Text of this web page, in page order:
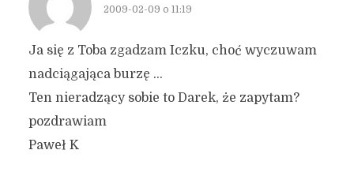
2009-02-09 o 11:19
Ja się z Toba zgadzam Iczku, choć wyczuwam
nadciągająca burzę …
Ten nieradzący sobie to Darek, że zapytam?
pozdrawiam
Paweł K